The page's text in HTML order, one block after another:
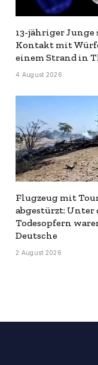
13-jähriger
Kontakt mit
einem Strand in
4 August 2026
Flugzeug mit
abgestürzt: Unter
Todesopfern
Deutsche
2 August 2026